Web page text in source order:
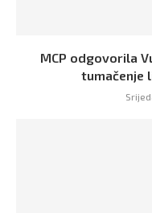
MCP odgovorila
tumačenje